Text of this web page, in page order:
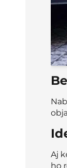
Aj
ho